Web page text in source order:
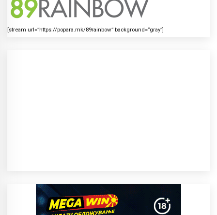
[stream url=”https://popara.mk/89rainbow” background=”gray”]